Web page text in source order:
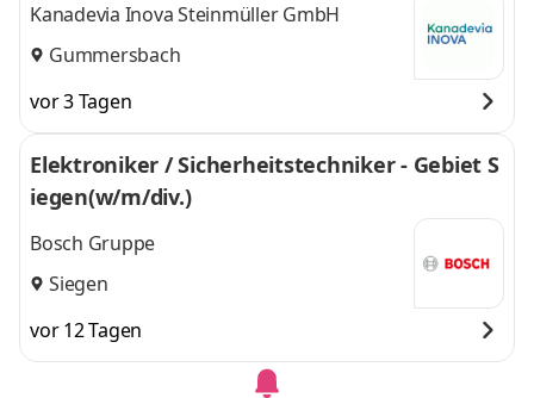
Kanadevia Inova Steinmüller GmbH
Gummersbach
vor 3 Tagen
Elektroniker / Sicherheitstechniker - Gebiet S
iegen(w/m/div.)
Bosch Gruppe
Siegen
vor 12 Tagen